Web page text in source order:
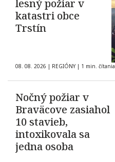
lesný požiar v
katastri obce
Trstín
08. 08. 2026 | REGIÓNY | 1 min. čítania
Nočný požiar v
Braväcove zasiahol
10 stavieb,
intoxikovala sa
jedna osoba